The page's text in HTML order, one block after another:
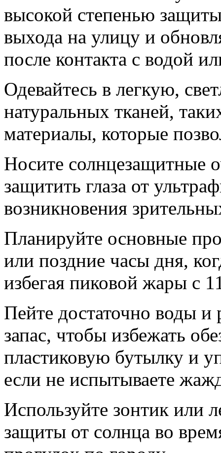
высокой степенью
выхода на улицу и
после контакта с водой
Одевайтесь в легкую,
натуральных тканей,
материалы, которые
Носите солнцезащитные
защитить глаза от
возникновения
Планируйте основные
или поздние часы дня,
избегая пиковой жары с
Пейте достаточно воды и
запас, чтобы избежать
пластиковую бутылку и
если не испытываете
Используйте зонтик или
защиты от солнца во